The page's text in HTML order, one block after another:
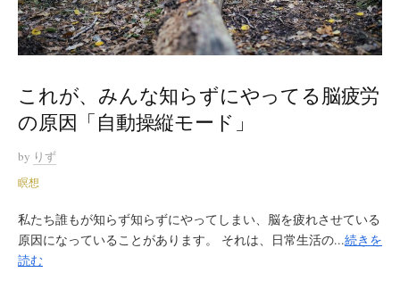
これが、みんな知らずにやってる脳疲労
の原因「自動操縦モード」
by りず
瞑想
私たち誰もが知らず知らずにやってしまい、脳を疲れさせている
原因になっていることがあります。 それは、日常生活の...続きを
読む